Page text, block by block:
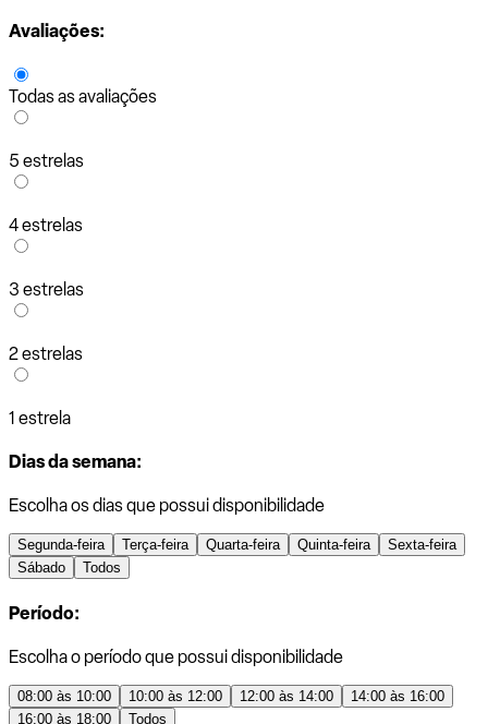
Avaliações:
Todas as avaliações
5 estrelas
4 estrelas
3 estrelas
2 estrelas
1 estrela
Dias da semana:
Escolha os dias que possui disponibilidade
Segunda-feira Terça-feira Quarta-feira Quinta-feira
Sexta-feira
Sábado
Todos
Período:
Escolha o período que possui disponibilidade
08:00 às 10:00 10:00 às 12:00 12:00 às 14:00
14:00 às 16:00
16:00 às 18:00
Todos